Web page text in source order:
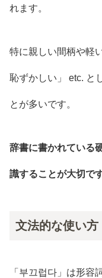
れます。
特に親しい間柄や軽
恥ずかしい」 etc. と
とが多いです。
辞書に書かれている
識することが大切です
文法的な使い方
「부끄럽다」は形容